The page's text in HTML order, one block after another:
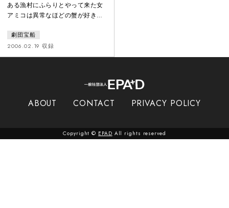
ある漁村にふらりとやって来た女
アミコは異常なほどの蟹が好きだ
置いてやる漁師の男ゲソン。女を
追ってアヤしい男がやって来て事
態は混乱する。やがて、アミコは
べられないと悲しむアミコ。そん
を奪った伝説の１３本脚の蟹との
劇団宝船
2006.02.19 収録
ABOUT CONTACT PRIVACY POLICY
Copyright © EPAD All rights reserved